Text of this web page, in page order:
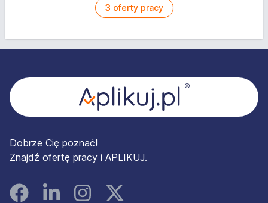
3 oferty pracy
Dobrze Cię poznać!
Znajdź ofertę pracy i APLIKUJ.
FacebookLinked InInstagramInstagram